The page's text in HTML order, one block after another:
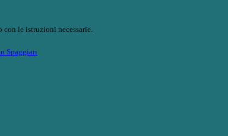
le istruzioni necessarie.
Spaggiari